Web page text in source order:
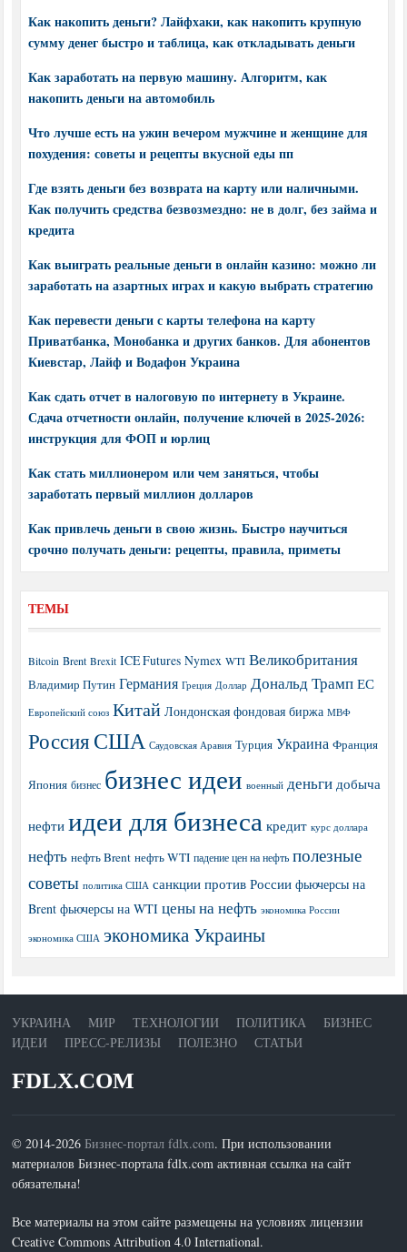
Как накопить деньги? Лайфхаки, как накопить крупную
сумму денег быстро и таблица, как откладывать деньги
Как заработать на первую машину. Алгоритм, как
накопить деньги на автомобиль
Что лучше есть на ужин вечером мужчине и женщине для
похудения: советы и рецепты вкусной еды пп
Где взять деньги без возврата на карту или наличными.
Как получить средства безвозмездно: не в долг, без займа и
кредита
Как выиграть реальные деньги в онлайн казино: можно ли
заработать на азартных играх и какую выбрать стратегию
Как перевести деньги с карты телефона на карту
Приватбанка, Монобанка и других банков. Для абонентов
Киевстар, Лайф и Водафон Украина
Как сдать отчет в налоговую по интернету в Украине.
Сдача отчетности онлайн, получение ключей в 2025-2026:
инструкция для ФОП и юрлиц
Как стать миллионером или чем заняться, чтобы
заработать первый миллион долларов
Как привлечь деньги в свою жизнь. Быстро научиться
срочно получать деньги: рецепты, правила, приметы
ТЕМЫ
Bitcoin Brent Brexit ICE Futures Nymex WTI Великобритания
Владимир Путин Германия Греция Доллар Дональд Трамп ЕС
Европейский союз Китай Лондонская фондовая биржа МВФ
РоссияСША Саудовская Аравия Турция Украина Франция
Япония бизнес бизнес идеи военный деньги добыча
нефти идеи для бизнеса кредит курс доллара
нефть нефть Brent нефть WTI падение цен на нефть полезные
советы политика США санкции против России фьючерсы на
Brent фьючерсы на WTI цены на нефть экономика России
экономика США экономика Украины
УКРАИНА МИР ТЕХНОЛОГИИ ПОЛИТИКА
БИЗНЕС
ИДЕИ
ПРЕСС-РЕЛИЗЫ ПОЛЕЗНО СТАТЬИ
FDLX.COM
© 2014-2026Бизнес-портал fdlx.com. При использовании
материалов Бизнес-портала fdlx.com активная ссылка на сайт
обязательна!
Все материалы на этом сайте размещены на условиях лицензии
Creative Commons Attribution 4.0 International.